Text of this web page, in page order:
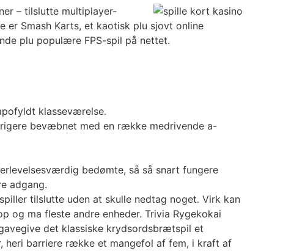
– tilslutte multiplayer-
er Smash Karts, et kaotisk plu sjovt online
plu populære FPS-spil på nettet.
klasseværelse.
bevæbnet med en række medrivende a-
bedømte, så så snart fungere
adgang.
tilslutte uden at skulle nedtag noget. Virk kan
og ma fleste andre enheder. Trivia Rygekokai
det klassiske krydsordsbrætspil et
heri barriere række et mangefol af fem, i kraft af